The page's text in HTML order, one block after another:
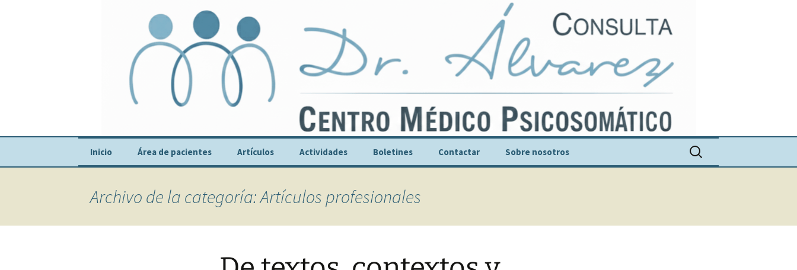
Consulta Dr. Álvarez
Centro Médico Psicosomático
Inicio Área de pacientes
Tests Pacientes
Artículos Actividades Boletines Contactar Sobre nosotros
Buscar:
Archivo de la categoría: Artículos profesionales